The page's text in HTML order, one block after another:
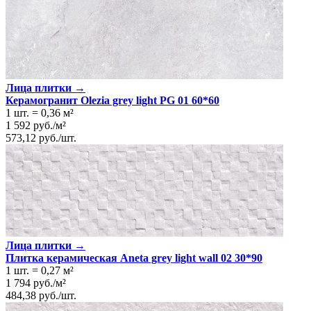
Лица плитки →
Керамогранит Olezia grey light PG 01 60*60
1 шт. = 0,36 м²
1 592 руб./м²
573,12 руб./шт.
Лица плитки →
Плитка керамическая Aneta grey light wall 02 30*90
1 шт. = 0,27 м²
1 794 руб./м²
484,38 руб./шт.